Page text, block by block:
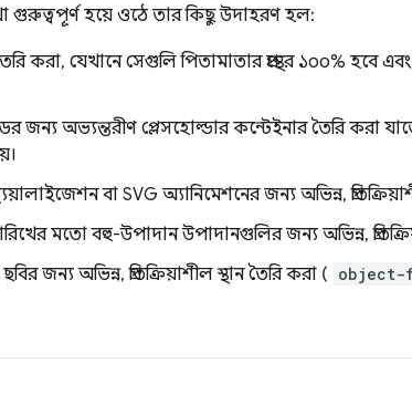
হয়ে ওঠে তার কিছু উদাহরণ হল:
করা, যেখানে সেগুলি পিতামাতার প্রস্থের ১০০% হবে
জন্য অভ্যন্তরীণ প্লেসহোল্ডার কন্টেইনার তৈরি
বা SVG অ্যানিমেশনের জন্য অভিন্ন,
মতো বহু-উপাদান উপাদানগুলির জন্য অভিন্ন,
জন্য অভিন্ন, প্রতিক্রিয়াশীল স্থান তৈরি করা (